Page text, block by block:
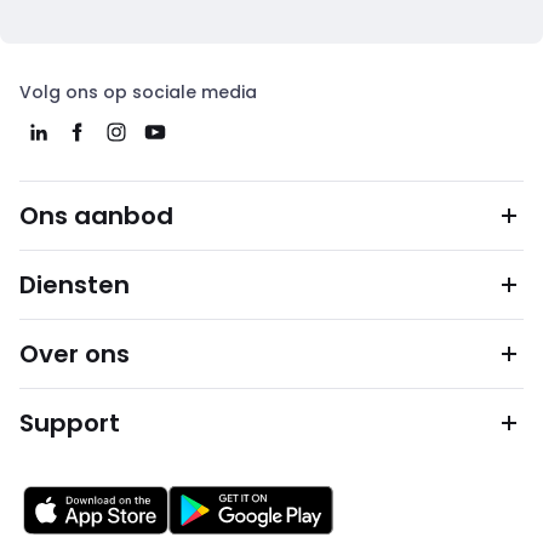
Volg ons op sociale media
Ons aanbod
Diensten
Over ons
Support